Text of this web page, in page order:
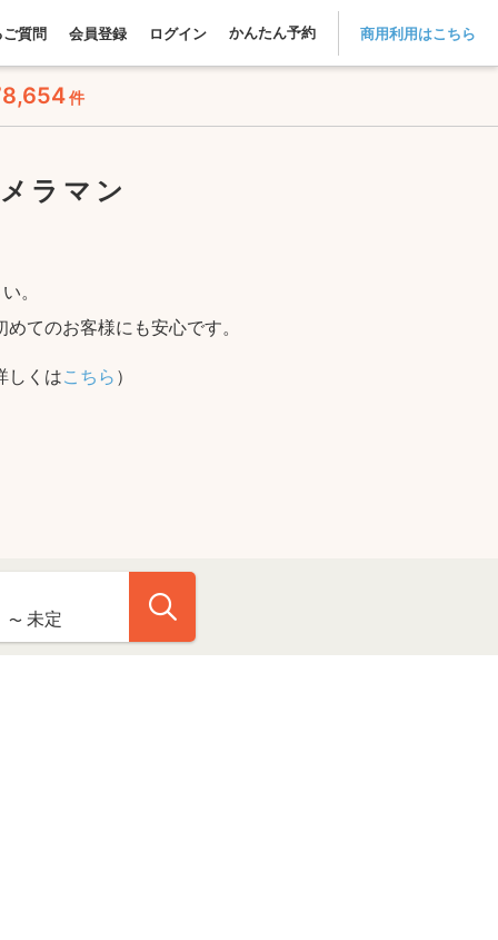
ご質問 会員登録 ログイン かんたん予約 商用利用はこちら
件
ラマン
。
てのお客様にも安心です。
しくはこちら ）